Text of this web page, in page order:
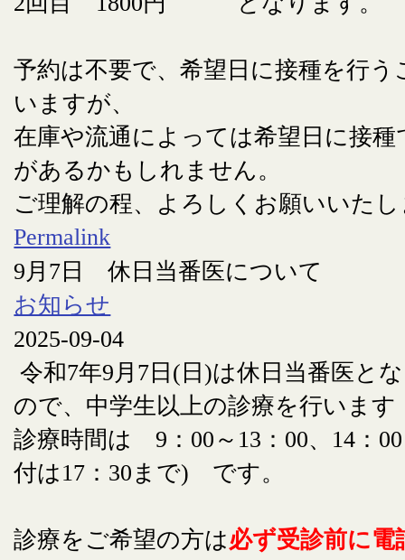
予約は不要で、希望日に接種を行う
いますが、
在庫や流通によっては希望日に接
があるかもしれません。
ご理解の程、よろしくお願いいた
Permalink
9月7日 休日当番医について
お知らせ
2025-09-04
令和7年9月7日(日)は休日当番医と
ので、中学生以上の診療を行います
診療時間は 9：00～13：00、14：
付は17：30まで) です。
診療をご希望の方は必ず受診前に電